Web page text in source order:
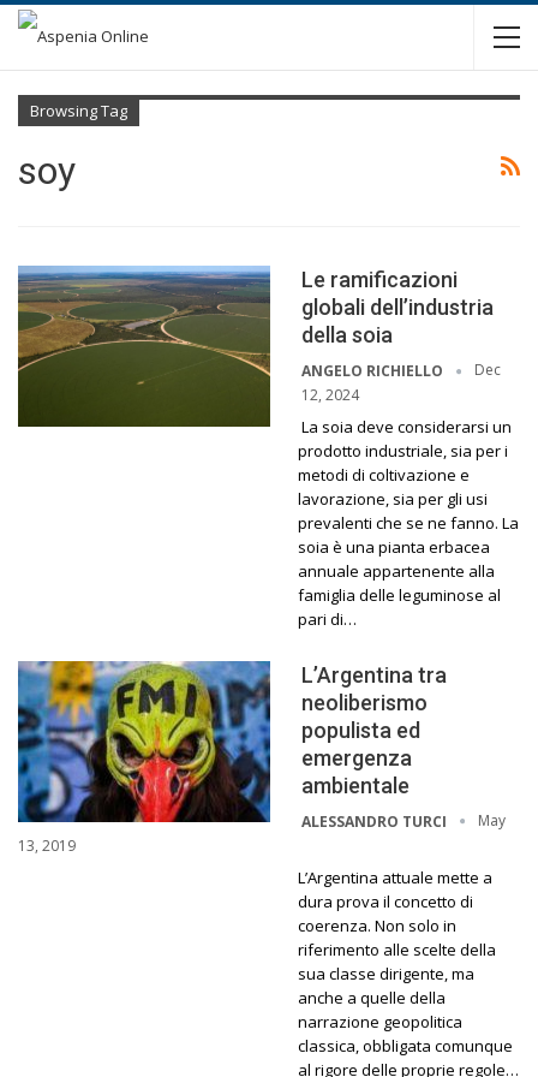
Browsing Tag
soy
Le ramificazioni
globali dell’industria
della soia
ANGELO RICHIELLO
Dec
12, 2024
La soia deve considerarsi un
prodotto industriale, sia per i
metodi di coltivazione e
lavorazione, sia per gli usi
prevalenti che se ne fanno. La
soia è una pianta erbacea
annuale appartenente alla
famiglia delle leguminose al
pari di…
L’Argentina tra
neoliberismo
populista ed
emergenza
ambientale
ALESSANDRO TURCI
May
13, 2019
L’Argentina attuale mette a
dura prova il concetto di
coerenza. Non solo in
riferimento alle scelte della
sua classe dirigente, ma
anche a quelle della
narrazione geopolitica
classica, obbligata comunque
al rigore delle proprie regole…